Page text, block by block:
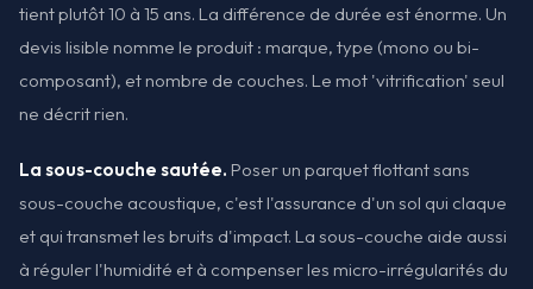
tient plutôt 10 à 15 ans. La différence de durée est énorme. Un
devis lisible nomme le produit : marque, type (mono ou bi-
composant), et nombre de couches. Le mot 'vitrification' seul
ne décrit rien.
La sous-couche sautée. Poser un parquet flottant sans
sous-couche acoustique, c'est l'assurance d'un sol qui claque
et qui transmet les bruits d'impact. La sous-couche aide aussi
à réguler l'humidité et à compenser les micro-irrégularités du